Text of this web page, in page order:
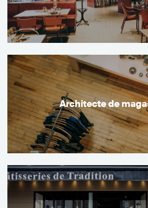
Architecte de